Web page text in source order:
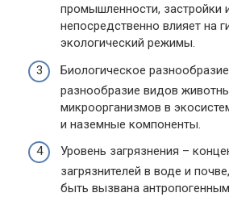
промышленности, застройки
непосредственно влияет на
экологический режимы.
Биологическое
разнообразие видов
микроорганизмов в
и наземные компоненты.
Уровень загрязнения –
загрязнителей в воде и
быть вызвана